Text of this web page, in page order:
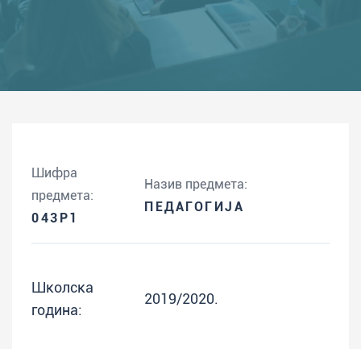
Шифра
предмета:
043P1
Назив предмета:
ПЕДАГОГИЈА
Школска
година:
2019/2020.